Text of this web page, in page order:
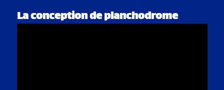
La conception de planchodrome